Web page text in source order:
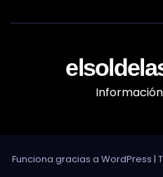
Funciona gracias a WordPress |